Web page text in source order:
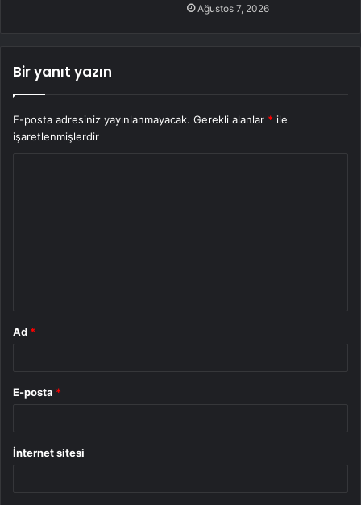
Ağustos 7, 2026
Bir yanıt yazın
E-posta adresiniz yayınlanmayacak. Gerekli alanlar * ile
işaretlenmişlerdir
Ad *
E-posta *
İnternet sitesi